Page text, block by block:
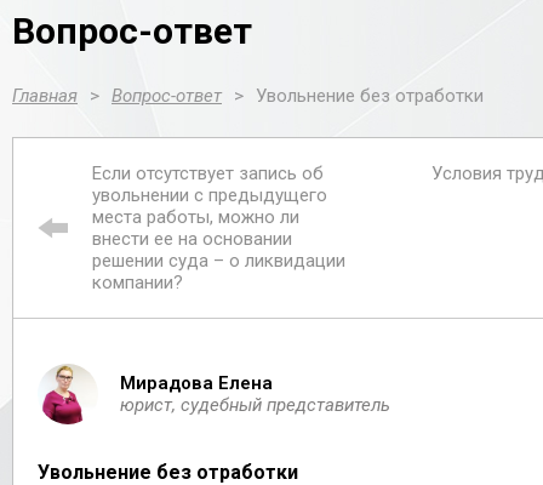
Вопрос-ответ
Главная > Вопрос-ответ > Увольнение без отработки
Если отсутствует запись об
увольнении с предыдущего
места работы, можно ли
внести ее на основании
решении суда – о ликвидации
компании?
Условия
Мирадова Елена
юрист, судебный представитель
Увольнение без отработки